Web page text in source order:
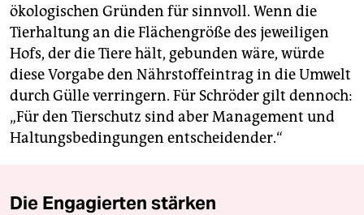
ökologischen Gründen für sinnvoll. Wenn die
Tierhaltung an die Flächengröße des jeweiligen
Hofs, der die Tiere hält, gebunden wäre, würde
diese Vorgabe den Nährstoffeintrag in die Umwelt
durch Gülle verringern. Für Schröder gilt dennoch:
„Für den Tierschutz sind aber Management und
Haltungsbedingungen entscheidender.“
Die Engagierten stärken